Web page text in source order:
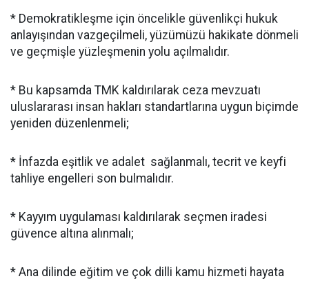
* Demokratikleşme için öncelikle güvenlikçi hukuk
anlayışından vazgeçilmeli, yüzümüzü hakikate dönmeli
ve geçmişle yüzleşmenin yolu açılmalıdır.
* Bu kapsamda TMK kaldırılarak ceza mevzuatı
uluslararası insan hakları standartlarına uygun biçimde
yeniden düzenlenmeli;
* İnfazda eşitlik ve adalet sağlanmalı, tecrit ve keyfi
tahliye engelleri son bulmalıdır.
* Kayyım uygulaması kaldırılarak seçmen iradesi
güvence altına alınmalı;
* Ana dilinde eğitim ve çok dilli kamu hizmeti hayata